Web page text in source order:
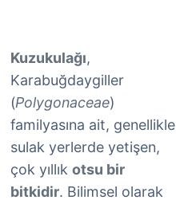
Kuzukulağı,
Karabuğdaygiller
(Polygonaceae)
familyasına ait, genellikle
sulak yerlerde yetişen,
çok yıllık otsu bir
bitkidir. Bilimsel olarak